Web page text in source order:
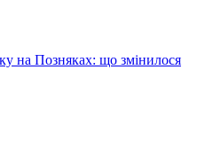
на Позняках: що змінилося